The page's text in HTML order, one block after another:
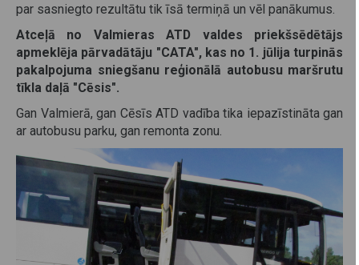
par sasniegto rezultātu tik īsā termiņā un vēl panākumus.
Atceļā no Valmieras ATD valdes priekšsēdētājs
apmeklēja pārvadātāju "CATA", kas no 1. jūlija turpinās
pakalpojuma sniegšanu reģionālā autobusu maršrutu
tīkla daļā "Cēsis".
Gan Valmierā, gan Cēsīs ATD vadība tika iepazīstināta gan
ar autobusu parku, gan remonta zonu.